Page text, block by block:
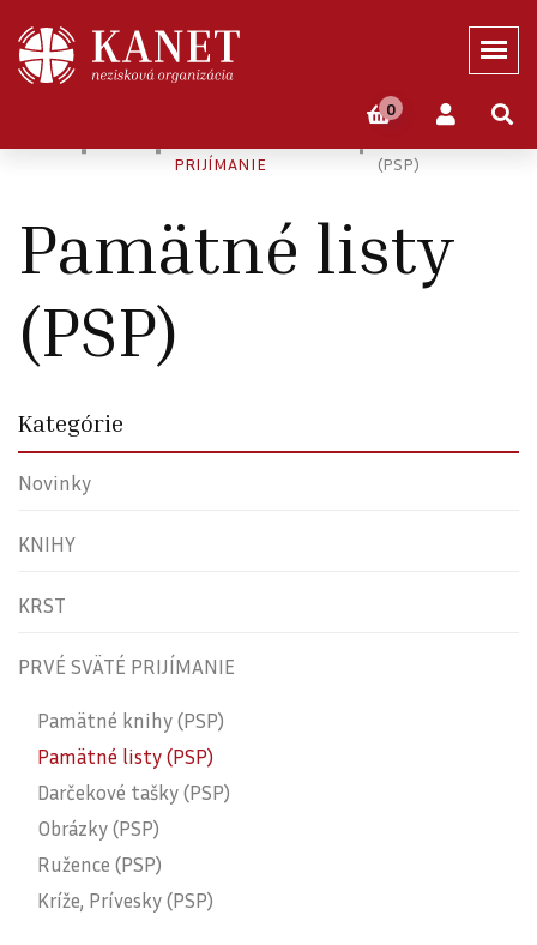
0
PRIJÍMANIE
(PSP)
Pamätné listy
(PSP)
Kategórie
Novinky
KNIHY
KRST
PRVÉ SVÄTÉ PRIJÍMANIE
Pamätné knihy (PSP)
Pamätné listy (PSP)
Darčekové tašky (PSP)
Obrázky (PSP)
Ružence (PSP)
Kríže, Prívesky (PSP)